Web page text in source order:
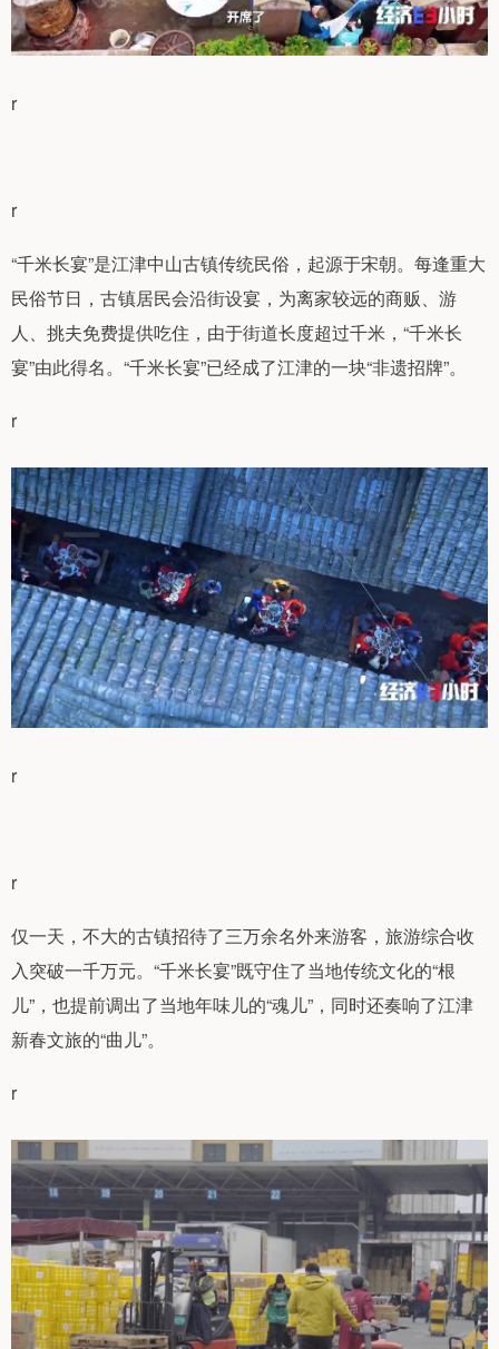
r
r
“千米长宴”是江津中山古镇传统民俗，起源于宋朝。每逢重大
民俗节日，古镇居民会沿街设宴，为离家较远的商贩、游
人、挑夫免费提供吃住，由于街道长度超过千米，“千米长
宴”由此得名。“千米长宴”已经成了江津的一块“非遗招牌”。
r
r
r
仅一天，不大的古镇招待了三万余名外来游客，旅游综合收
入突破一千万元。“千米长宴”既守住了当地传统文化的“根
儿”，也提前调出了当地年味儿的“魂儿”，同时还奏响了江津
新春文旅的“曲儿”。
r